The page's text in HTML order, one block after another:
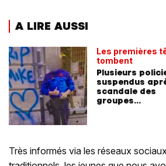
A LIRE AUSSI
Les premières
tombent
Plusieurs
suspendus
scandale des
groupes
Très informés via les réseaux